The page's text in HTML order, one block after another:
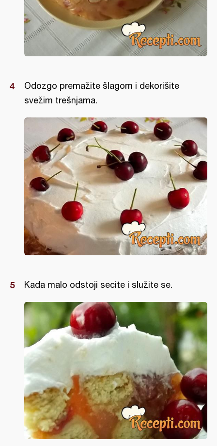
Odozgo premažite šlagom i dekorišite
svežim trešnjama.
Kada malo odstoji secite i služite se.